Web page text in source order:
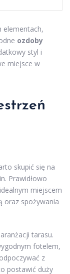
elementach,
ozdoby
styl i
miejsce w
skupić się na
Prawidłowo
miejscem
oraz spożywania
tarasu.
fotelem,
z
postawić duży